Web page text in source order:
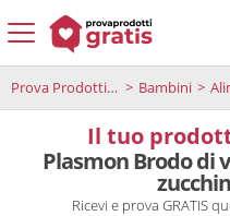
Prova Prodotti Gratis Bambini
Il tuo
Plasmon Brodo di
Ricevi e prova GRATIS